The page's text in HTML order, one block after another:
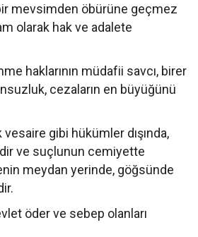
mevsimden öbürüne geçmez
olarak hak ve adalete
haklarının müdafii savcı, birer
cezaların en büyüğünü
gibi hükümler dışında,
ve suçlunun cemiyette
meydan yerinde, göğsünde
öder ve sebep olanları